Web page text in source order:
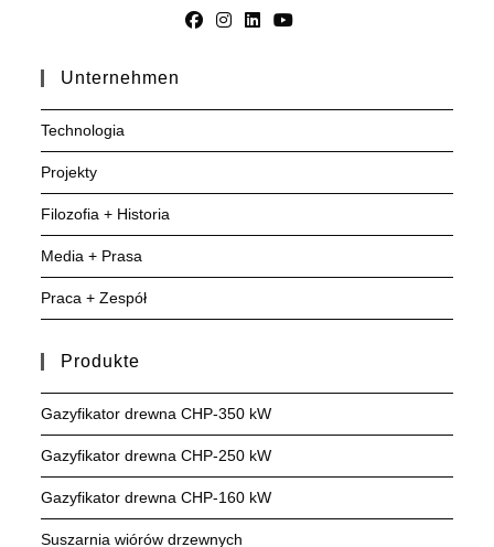
Unternehmen
Technologia
Projekty
Filozofia + Historia
Media + Prasa
Praca + Zespół
Produkte
Gazyfikator drewna CHP-350 kW
Gazyfikator drewna CHP-250 kW
Gazyfikator drewna CHP-160 kW
Suszarnia wiórów drzewnych